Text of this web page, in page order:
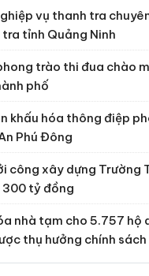
vụ thanh tra
tỉnh Quảng Ninh
trào thi đua chào
phố
khấu hóa thông điệp
Phú Đông
công xây dựng Trường
300 tỷ đồng
nhà tạm cho 5.757 hộ
thụ hưởng chính sách